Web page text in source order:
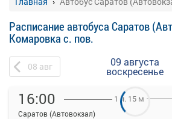
Расписание автобуса Саратов
Комаровка с. пов.
08 авг 09 августа
воскресенье
16:00
Саратов (Автовокзал)
1 ч. 15 м